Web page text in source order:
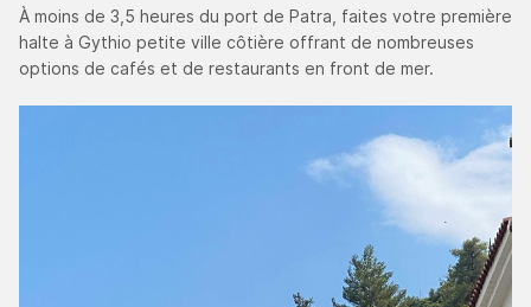
À moins de 3,5 heures du port de Patra, faites votre première
halte à Gythio petite ville côtière offrant de nombreuses
options de cafés et de restaurants en front de mer.